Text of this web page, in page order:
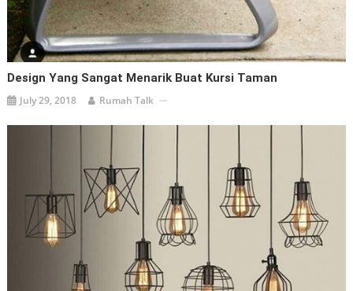
Design Yang Sangat Menarik Buat Kursi Taman
July 29, 2018 Rumah Talk